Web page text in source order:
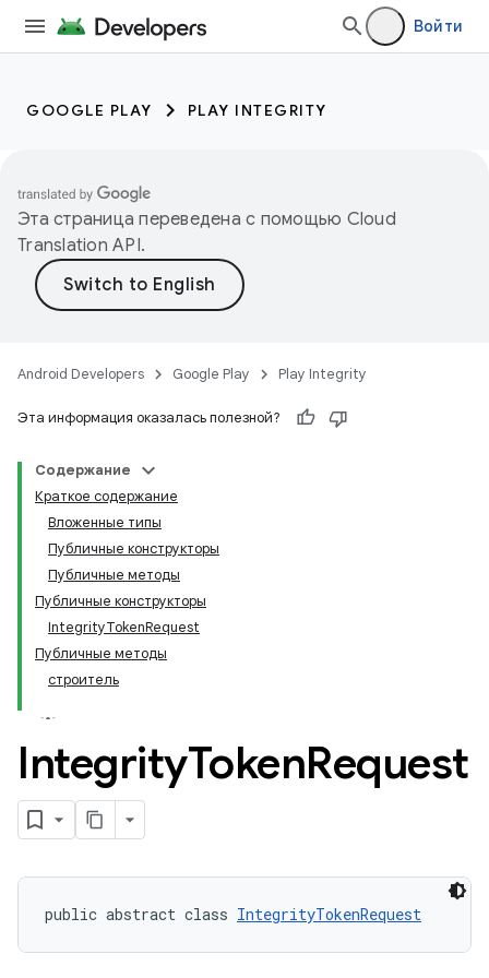
Войти
GOOGLE PLAY PLAY INTEGRITY
Эта страница переведена с помощью Cloud
Translation API.
Android Developers Google Play Play Integrity
Эта информация оказалась полезной?
Содержание
Краткое содержание
Вложенные типы
Публичные конструкторы
Публичные методы
Публичные конструкторы
IntegrityTokenRequest
Публичные методы
строитель
IntegrityTokenRequest
public abstract class IntegrityTokenRequest